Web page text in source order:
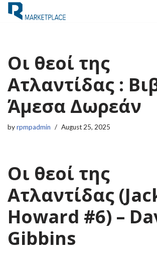
Οι θεοί της
Ατλαντίδας :
Άμεσα Δωρεάν
byrpmpadmin August 25, 2025
Οι θεοί της
Ατλαντίδας
Howard #6) –
Gibbins